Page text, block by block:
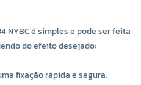
NYBC é simples e pode ser feita
do efeito desejado:
fixação rápida e segura.